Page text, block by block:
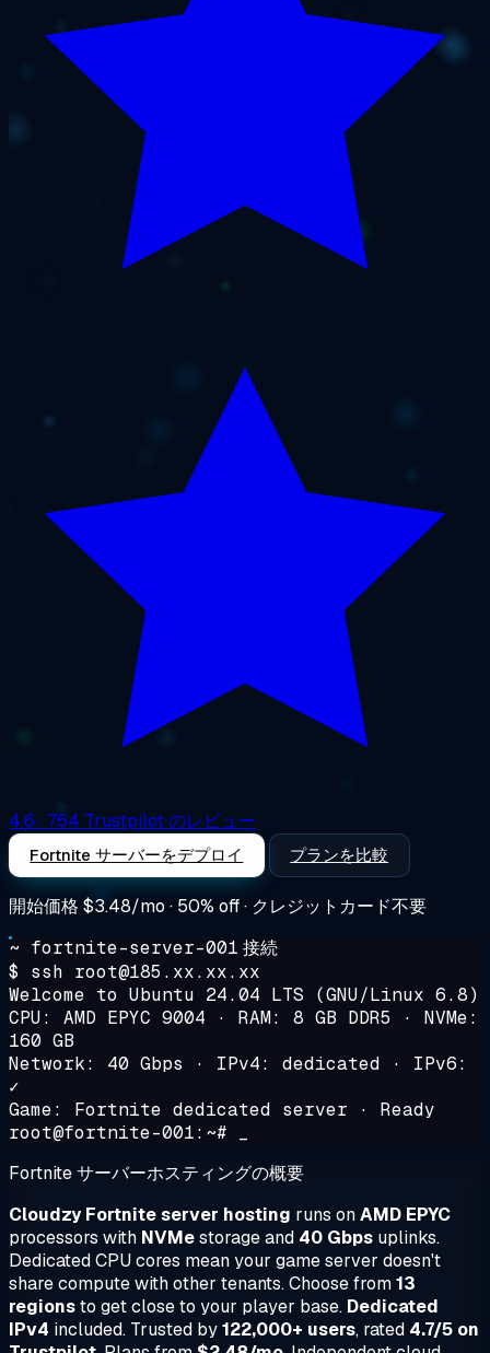
4.6 · 764 Trustpilot のレビュー
Fortnite サーバーをデプロイ プランを比較
開始価格 $3.48/mo · 50% off · クレジットカード不要
~ fortnite-server-001 接続
$ ssh root@185.xx.xx.xx
Welcome to Ubuntu 24.04 LTS (GNU/Linux 6.8)
CPU: AMD EPYC 9004 · RAM: 8 GB DDR5 · NVMe:
160 GB
Network: 40 Gbps · IPv4: dedicated · IPv6:
✓
Game: Fortnite dedicated server · Ready
root@fortnite-001:~# _
Fortnite サーバーホスティングの概要
Cloudzy Fortnite server hosting runs onAMD EPYC
processors with NVMestorage and 40 Gbps uplinks.
Dedicated CPU cores mean your game server doesn't
share compute with other tenants. Choose from13
regionsto get close to your player base. Dedicated
IPv4 included. Trusted by122,000+ users, rated 4.7/5 on